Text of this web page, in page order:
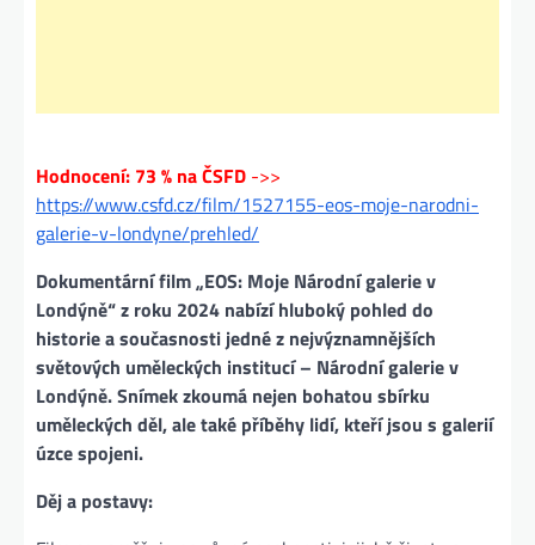
Hodnocení: 73 % na ČSFD ->>
https://www.csfd.cz/film/1527155-eos-moje-narodni-
galerie-v-londyne/prehled/
Dokumentární film „EOS: Moje Národní galerie v
Londýně“ z roku 2024 nabízí hluboký pohled do
historie a současnosti jedné z nejvýznamnějších
světových uměleckých institucí – Národní galerie v
Londýně. Snímek zkoumá nejen bohatou sbírku
uměleckých děl, ale také příběhy lidí, kteří jsou s galerií
úzce spojeni.
Děj a postavy: